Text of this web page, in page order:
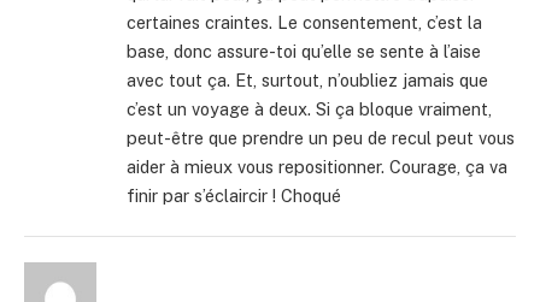
certaines craintes. Le consentement, c’est la
base, donc assure-toi qu’elle se sente à l’aise
avec tout ça. Et, surtout, n’oubliez jamais que
c’est un voyage à deux. Si ça bloque vraiment,
peut-être que prendre un peu de recul peut vous
aider à mieux vous repositionner. Courage, ça va
finir par s’éclaircir ! Choqué